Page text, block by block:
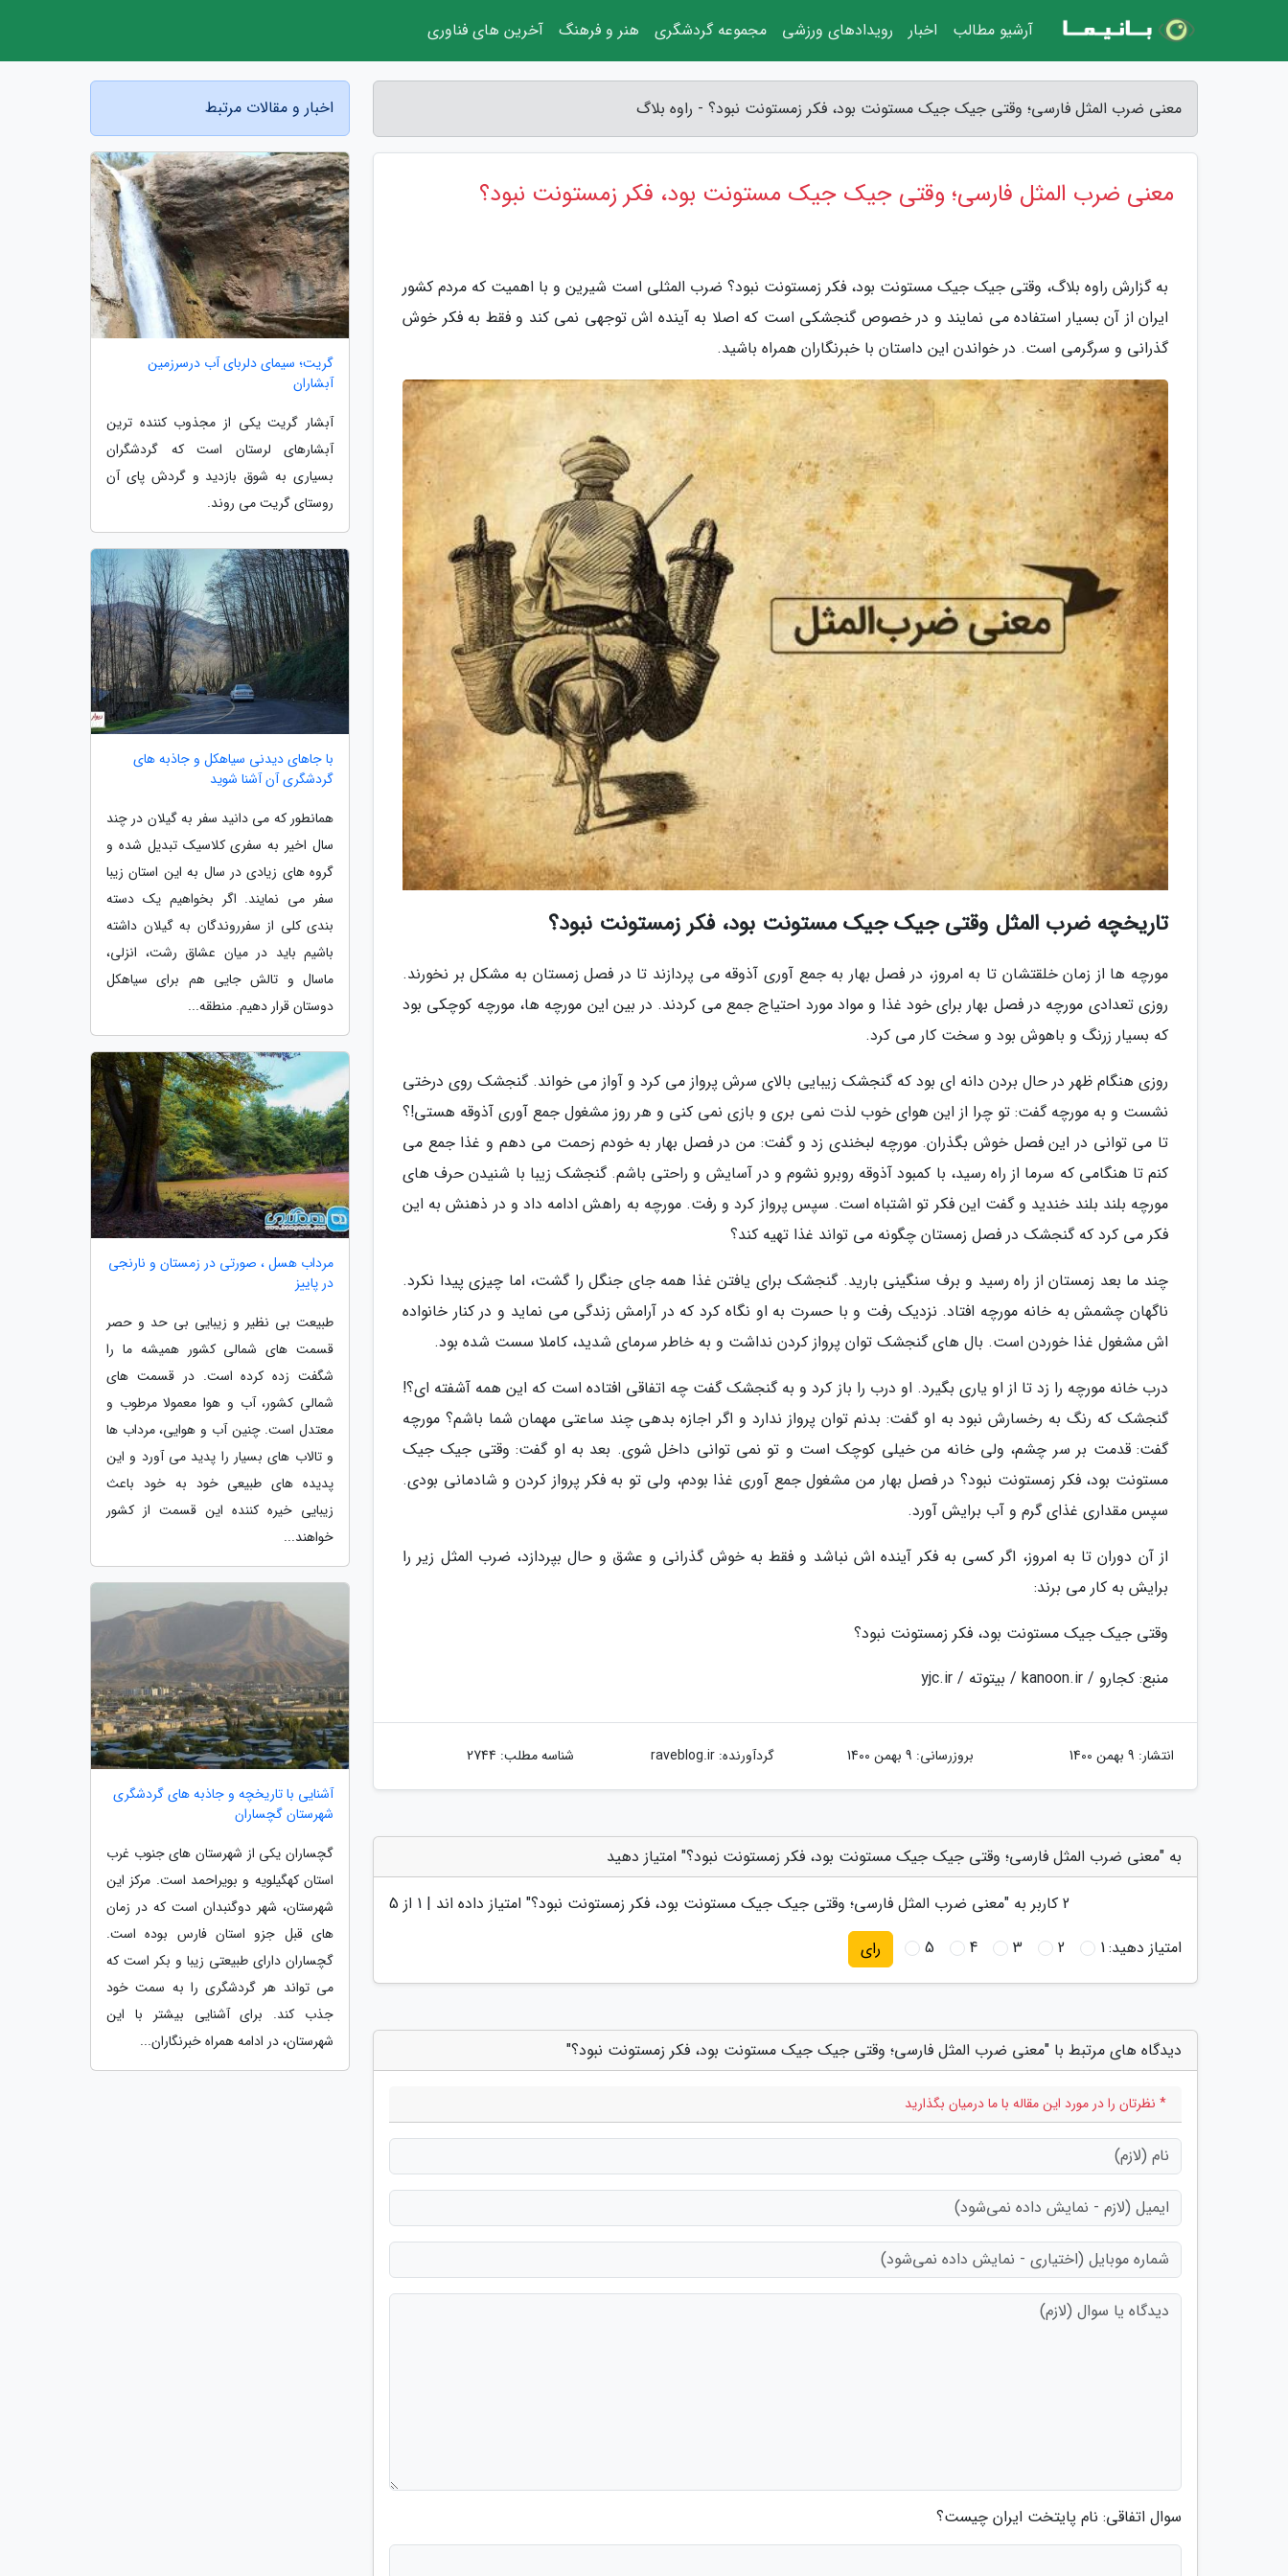
معنی ضرب المثل فارسی؛ وقتی جیک جیک مستونت بود، فکر زمستونت نبود؟ - راوه بلاگ
معنی ضرب المثل فارسی؛ وقتی جیک جیک مستونت بود، فکر زمستونت نبود؟
به گزارش راوه بلاگ، وقتی جیک جیک مستونت بود، فکر زمستونت نبود؟ ضرب المثلی است شیرین و با اهمیت که مردم کشور
ایران از آن بسیار استفاده می نمایند و در خصوص گنجشکی است که اصلا به آینده اش توجهی نمی کند و فقط به فکر خوش
گذرانی و سرگرمی است. در خواندن این داستان با خبرنگاران همراه باشید.
تاریخچه ضرب المثل وقتی جیک جیک مستونت بود، فکر زمستونت نبود؟
مورچه ها از زمان خلقتشان تا به امروز، در فصل بهار به جمع آوری آذوقه می پردازند تا در فصل زمستان به مشکل بر نخورند.
روزی تعدادی مورچه در فصل بهار برای خود غذا و مواد مورد احتیاج جمع می کردند. در بین این مورچه ها، مورچه کوچکی بود
که بسیار زرنگ و باهوش بود و سخت کار می کرد.
روزی هنگام ظهر در حال بردن دانه ای بود که گنجشک زیبایی بالای سرش پرواز می کرد و آواز می خواند. گنجشک روی درختی
نشست و به مورچه گفت: تو چرا از این هوای خوب لذت نمی بری و بازی نمی کنی و هر روز مشغول جمع آوری آذوقه هستی!؟
تا می توانی در این فصل خوش بگذران. مورچه لبخندی زد و گفت: من در فصل بهار به خودم زحمت می دهم و غذا جمع می
کنم تا هنگامی که سرما از راه رسید، با کمبود آذوقه روبرو نشوم و در آسایش و راحتی باشم. گنجشک زیبا با شنیدن حرف های
مورچه بلند بلند خندید و گفت این فکر تو اشتباه است. سپس پرواز کرد و رفت. مورچه به راهش ادامه داد و در ذهنش به این
فکر می کرد که گنجشک در فصل زمستان چگونه می تواند غذا تهیه کند؟
چند ما بعد زمستان از راه رسید و برف سنگینی بارید. گنجشک برای یافتن غذا همه جای جنگل را گشت، اما چیزی پیدا نکرد.
ناگهان چشمش به خانه مورچه افتاد. نزدیک رفت و با حسرت به او نگاه کرد که در آرامش زندگی می نماید و در کنار خانواده
اش مشغول غذا خوردن است. بال های گنجشک توان پرواز کردن نداشت و به خاطر سرمای شدید، کاملا سست شده بود.
درب خانه مورچه را زد تا از او یاری بگیرد. او درب را باز کرد و به گنجشک گفت چه اتفاقی افتاده است که این همه آشفته ای؟!
گنجشک که رنگ به رخسارش نبود به او گفت: بدنم توان پرواز ندارد و اگر اجازه بدهی چند ساعتی مهمان شما باشم؟ مورچه
گفت: قدمت بر سر چشم، ولی خانه من خیلی کوچک است و تو نمی توانی داخل شوی. بعد به او گفت: وقتی جیک جیک
مستونت بود، فکر زمستونت نبود؟ در فصل بهار من مشغول جمع آوری غذا بودم، ولی تو به فکر پرواز کردن و شادمانی بودی.
سپس مقداری غذای گرم و آب برایش آورد.
از آن دوران تا به امروز، اگر کسی به فکر آینده اش نباشد و فقط به خوش گذرانی و عشق و حال بپردازد، ضرب المثل زیر را
برایش به کار می برند:
وقتی جیک جیک مستونت بود، فکر زمستونت نبود؟
منبع: کجارو / kanoon.ir / بیتوته / yjc.ir
انتشار: 9 بهمن 1400 بروزرسانی: 9 بهمن 1400 گردآورنده:raveblog.ir شناسه مطلب: 2744
به "معنی ضرب المثل فارسی؛ وقتی جیک جیک مستونت بود، فکر زمستونت نبود؟" امتیاز دهید
2 کاربر به "معنی ضرب المثل فارسی؛ وقتی جیک جیک مستونت بود، فکر زمستونت نبود؟" امتیاز داده اند | 1 از 5
امتیاز دهید:1
2
3
4
5 رای
دیدگاه های مرتبط با "معنی ضرب المثل فارسی؛ وقتی جیک جیک مستونت بود، فکر زمستونت نبود؟"
* نظرتان را در مورد این مقاله با ما درمیان بگذارید
سوال اتفاقی: نام پایتخت ایران چیست؟
اخبار و مقالات مرتبط
گریت؛ سیمای دلربای آب درسرزمین
آبشاران
آبشار گریت یکی از مجذوب کننده ترین
آبشارهای لرستان است که گردشگران
بسیاری به شوق بازدید و گردش پای آن
روستای گریت می روند.
با جاهای دیدنی سیاهکل و جاذبه های
گردشگری آن آشنا شوید
همانطور که می دانید سفر به گیلان در چند
سال اخیر به سفری کلاسیک تبدیل شده و
گروه های زیادی در سال به این استان زیبا
سفر می نمایند. اگر بخواهیم یک دسته
بندی کلی از سفرروندگان به گیلان داشته
باشیم باید در میان عشاق رشت، انزلی،
ماسال و تالش جایی هم برای سیاهکل
دوستان قرار دهیم. منطقه...
مرداب هسل ، صورتی در زمستان و نارنجی
در پاییز
طبیعت بی نظیر و زیبایی بی حد و حصر
قسمت های شمالی کشور همیشه ما را
شگفت زده کرده است. در قسمت های
شمالی کشور، آب و هوا معمولا مرطوب و
معتدل است. چنین آب و هوایی، مرداب ها
و تالاب های بسیار را پدید می آورد و این
پدیده های طبیعی خود به خود باعث
زیبایی خیره کننده این قسمت از کشور
خواهند...
آشنایی با تاریخچه و جاذبه های گردشگری
شهرستان گچساران
گچساران یکی از شهرستان های جنوب غرب
استان کهگیلویه و بویراحمد است. مرکز این
شهرستان، شهر دوگنبدان است که در زمان
های قبل جزو استان فارس بوده است.
گچساران دارای طبیعتی زیبا و بکر است که
می تواند هر گردشگری را به سمت خود
جذب کند. برای آشنایی بیشتر با این
شهرستان، در ادامه همراه خبرنگاران...
آرشیو مطالب اخبار رویدادهای ورزشی مجموعه گردشگری هنر و فرهنگ آخرین های فناوری